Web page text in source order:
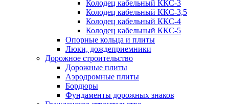
Колодец кабельный ККС-3
Колодец кабельный ККС-3,5
Колодец кабельный ККС-4
Колодец кабельный ККС-5
Опорные кольца и плиты
Люки, дождеприемники
Дорожное строительство
Дорожные плиты
Аэродромные плиты
Бордюры
Фундаменты дорожных знаков